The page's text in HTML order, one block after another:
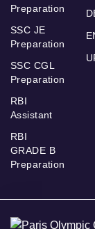
Preparation
SSC JE
Preparation
SSC CGL
Preparation
RBI
Assistant
RBI
GRADE B
Preparation